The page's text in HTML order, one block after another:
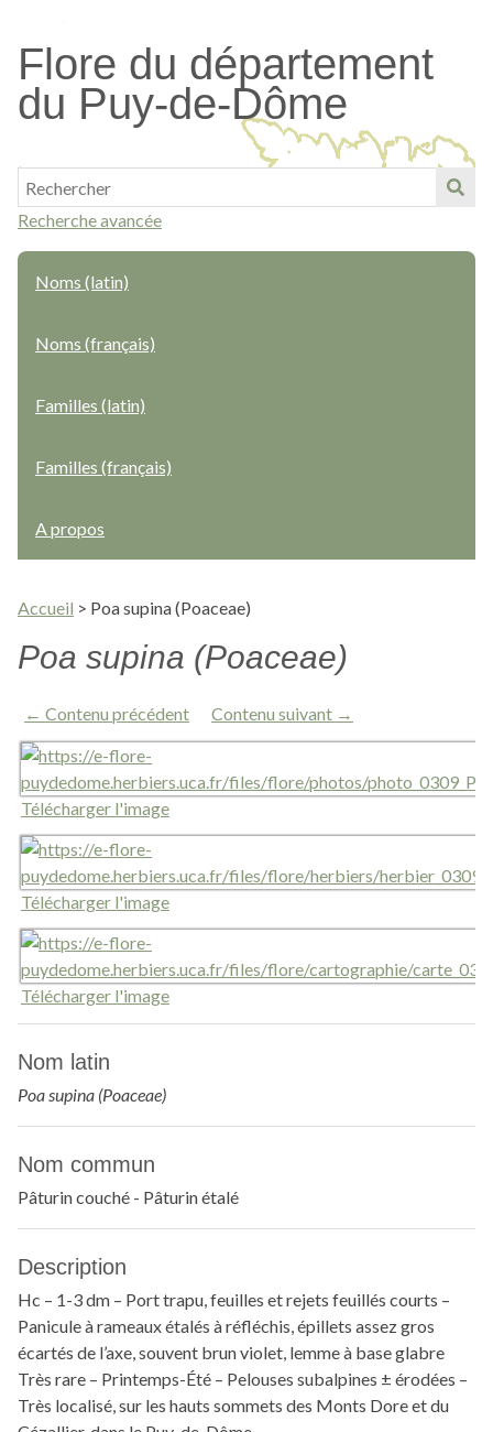
contenu
principal
Flore du département
du Puy-de-Dôme
Recherche avancée
Noms (latin)
Noms (français)
Familles (latin)
Familles (français)
A propos
Accueil > Poa supina (Poaceae)
Poa supina (Poaceae)
← Contenu précédent Contenu suivant →
Télécharger l'image
Télécharger l'image
Télécharger l'image
Nom latin
Poa supina (Poaceae)
Nom commun
Pâturin couché - Pâturin étalé
Description
Hc – 1-3 dm – Port trapu, feuilles et rejets feuillés courts –
Panicule à rameaux étalés à réfléchis, épillets assez gros
écartés de l’axe, souvent brun violet, lemme à base glabre
Très rare – Printemps-Été – Pelouses subalpines ± érodées –
Très localisé, sur les hauts sommets des Monts Dore et du